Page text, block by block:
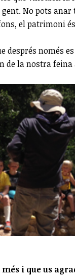
No pots
el patrimoni
després només
de la nostra
i que us